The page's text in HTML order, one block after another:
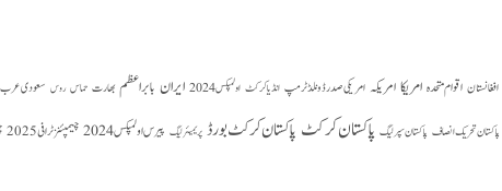
افغانستان اقوام متحدہ امریکاامریکہ امریکی صدر ڈونلڈ ٹرمپ انڈیا کرکٹ اولمپکس 2024 ایران بابر اعظم بھارت حماس روس سعودی عرب
پاکستان تحریک انصاف پاکستان سپر لیگ پاکستان کرکٹ پاکستان کرکٹ بورڈ پریمیئر لیگ پیرس اولمپکس 2024 چیمپئنز ٹرافی 2025